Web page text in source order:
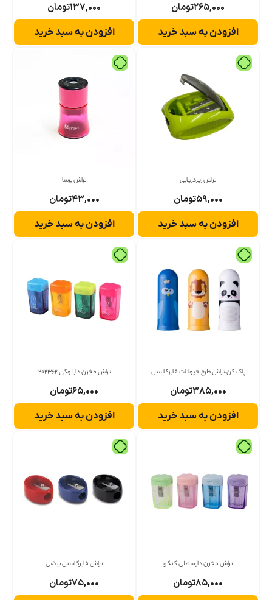
۲۶۵,۰۰۰تومان
افزودن به سبد خرید
۱۳۷,۰۰۰تومان
افزودن به سبد خرید
تراش زیردریایی
۵۹,۰۰۰تومان
افزودن به سبد خرید
تراش برسا
۴۳,۰۰۰تومان
افزودن به سبد خرید
پاک کن،تراش طرح حیوانات فابرکاستل
۳۸۵,۰۰۰تومان
افزودن به سبد خرید
تراش مخزن دار لوکی 202362
۶۵,۰۰۰تومان
افزودن به سبد خرید
تراش مخزن دار سطلی کنکو
۸۵,۰۰۰تومان
تراش فابرکاستل بیضی
۷۵,۰۰۰تومان